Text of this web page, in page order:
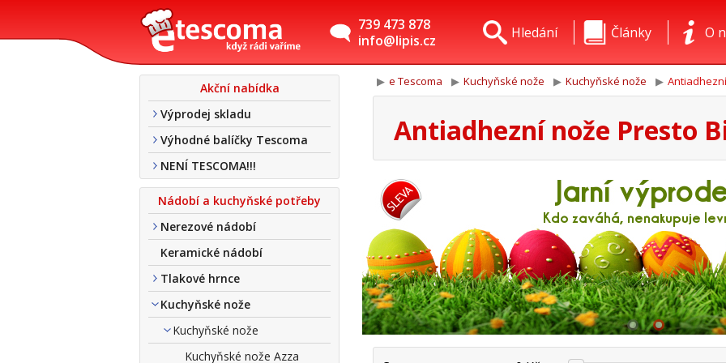
739 473 878
info@lipis.cz
O
Články
Hledání
Akční nabídka
Výprodej skladu
Výhodné balíčky Tescoma
NENÍ TESCOMA!!!
Nádobí a kuchyňské potřeby
Nerezové nádobí
Keramické nádobí
Tlakové hrnce
Kuchyňské nože
Kuchyňské nože
Kuchyňské nože Azza
e Tescoma Kuchyňské nože Kuchyňské nože
Antiadhezní nože Presto